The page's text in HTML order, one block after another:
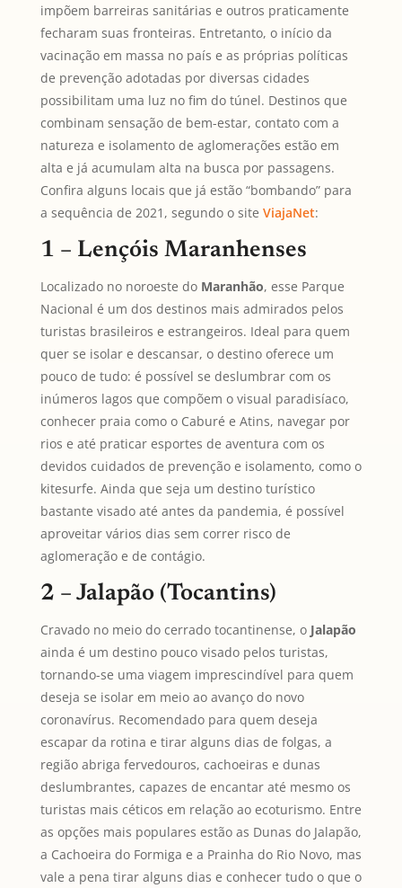
impõem barreiras sanitárias e outros praticamente
fecharam suas fronteiras. Entretanto, o início da
vacinação em massa no país e as próprias políticas
de prevenção adotadas por diversas cidades
possibilitam uma luz no fim do túnel. Destinos que
combinam sensação de bem-estar, contato com a
natureza e isolamento de aglomerações estão em
alta e já acumulam alta na busca por passagens.
Confira alguns locais que já estão “bombando” para
a sequência de 2021, segundo o site ViajaNet:
1 – Lençóis Maranhenses
Localizado no noroeste do Maranhão, esse Parque
Nacional é um dos destinos mais admirados pelos
turistas brasileiros e estrangeiros. Ideal para quem
quer se isolar e descansar, o destino oferece um
pouco de tudo: é possível se deslumbrar com os
inúmeros lagos que compõem o visual paradisíaco,
conhecer praia como o Caburé e Atins, navegar por
rios e até praticar esportes de aventura com os
devidos cuidados de prevenção e isolamento, como o
kitesurfe. Ainda que seja um destino turístico
bastante visado até antes da pandemia, é possível
aproveitar vários dias sem correr risco de
aglomeração e de contágio.
2 – Jalapão (Tocantins)
Cravado no meio do cerrado tocantinense, o Jalapão
ainda é um destino pouco visado pelos turistas,
tornando-se uma viagem imprescindível para quem
deseja se isolar em meio ao avanço do novo
coronavírus. Recomendado para quem deseja
escapar da rotina e tirar alguns dias de folgas, a
região abriga fervedouros, cachoeiras e dunas
deslumbrantes, capazes de encantar até mesmo os
turistas mais céticos em relação ao ecoturismo. Entre
as opções mais populares estão as Dunas do Jalapão,
a Cachoeira do Formiga e a Prainha do Rio Novo, mas
vale a pena tirar alguns dias e conhecer tudo o que o